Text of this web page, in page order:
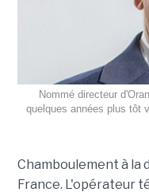
Nommé directeur
quelques années plus tôt
Chamboulement à la
France. L'opérateur